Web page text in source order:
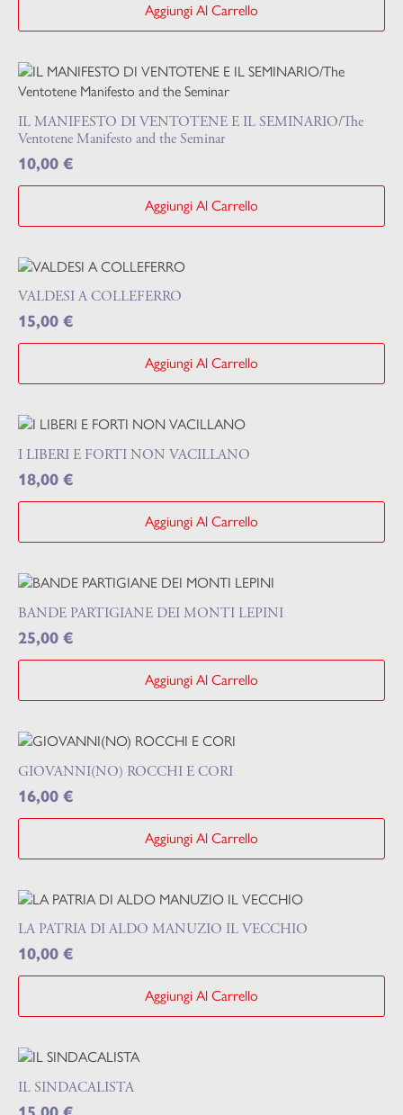
Aggiungi Al Carrello
IL MANIFESTO DI VENTOTENE E IL SEMINARIO/The
Ventotene Manifesto and the Seminar
10,00 €
Aggiungi Al Carrello
VALDESI A COLLEFERRO
15,00 €
Aggiungi Al Carrello
I LIBERI E FORTI NON VACILLANO
18,00 €
Aggiungi Al Carrello
BANDE PARTIGIANE DEI MONTI LEPINI
25,00 €
Aggiungi Al Carrello
GIOVANNI(NO) ROCCHI E CORI
16,00 €
Aggiungi Al Carrello
LA PATRIA DI ALDO MANUZIO IL VECCHIO
10,00 €
Aggiungi Al Carrello
IL SINDACALISTA